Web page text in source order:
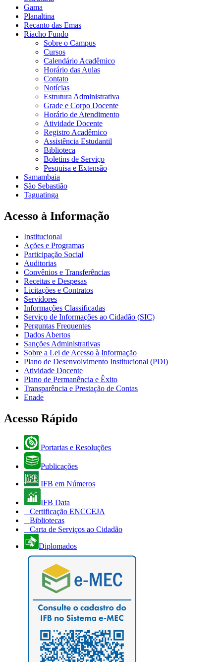
Gama
Planaltina
Recanto das Emas
Riacho Fundo
Sobre o Campus
Cursos
Calendário Acadêmico
Horário das Aulas
Contato
Notícias
Estrutura Administrativa
Grade e Corpo Docente
Horário de Atendimento
Atividade Docente
Registro Acadêmico
Assistência Estudantil
Biblioteca
Boletins de Serviço
Pesquisa e Extensão
Samambaia
São Sebastião
Taguatinga
Acesso à Informação
Institucional
Ações e Programas
Participação Social
Auditorias
Convênios e Transferências
Receitas e Despesas
Licitações e Contratos
Servidores
Informações Classificadas
Serviço de Informações ao Cidadão (SIC)
Perguntas Frequentes
Dados Abertos
Sanções Administrativas
Sobre a Lei de Acesso à Informação
Plano de Desenvolvimento Institucional (PDI)
Atividade Docente
Plano de Permanência e Êxito
Transparência e Prestação de Contas
Enade
Acesso Rápido
Portarias e Resoluções
Publicações
IFB em Números
IFB Data
Certificação ENCCEJA
Bibliotecas
Carta de Serviços ao Cidadão
Diplomados